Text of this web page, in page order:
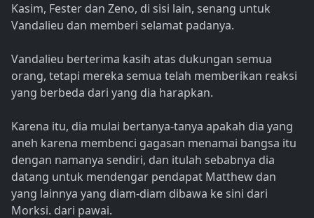
Kasim, Fester dan Zeno, di sisi lain, senang untuk
Vandalieu dan memberi selamat padanya.
Vandalieu berterima kasih atas dukungan semua
orang, tetapi mereka semua telah memberikan reaksi
yang berbeda dari yang dia harapkan.
Karena itu, dia mulai bertanya-tanya apakah dia yang
aneh karena membenci gagasan menamai bangsa itu
dengan namanya sendiri, dan itulah sebabnya dia
datang untuk mendengar pendapat Matthew dan
yang lainnya yang diam-diam dibawa ke sini dari
Morksi. dari pawai.